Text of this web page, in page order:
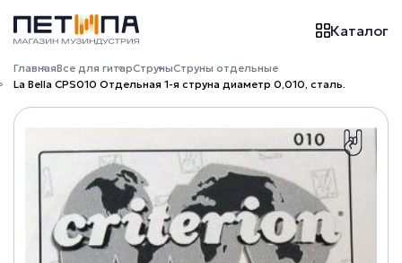
Каталог
ГлавнаяВсе для гитарСтруныСтруны отдельные
La Bella CPS010 Отдельная 1-я струна диаметр 0,010, сталь.